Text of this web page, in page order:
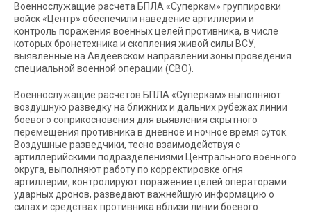
Военнослужащие расчета БПЛА «Суперкам» группировки
войск «Центр» обеспечили наведение артиллерии и
контроль поражения военных целей противника, в числе
которых бронетехника и скопления живой силы ВСУ,
выявленные на Авдеевском направлении зоны проведения
специальной военной операции (СВО).
Военнослужащие расчетов БПЛА «Суперкам» выполняют
воздушную разведку на ближних и дальних рубежах линии
боевого соприкосновения для выявления скрытного
перемещения противника в дневное и ночное время суток.
Воздушные разведчики, тесно взаимодействуя с
артиллерийскими подразделениями Центрального военного
округа, выполняют работу по корректировке огня
артиллерии, контролируют поражение целей операторами
ударных дронов, разведают важнейшую информацию о
силах и средствах противника вблизи линии боевого